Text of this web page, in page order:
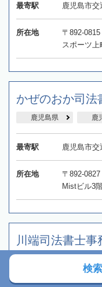
最寄駅 鹿児島市
所在地
〒892-
スポーツ上
かぜのおか司法
鹿児島県 鹿
最寄駅 鹿児島市
所在地
〒892-
Mistビル3
川端司法書士事
検